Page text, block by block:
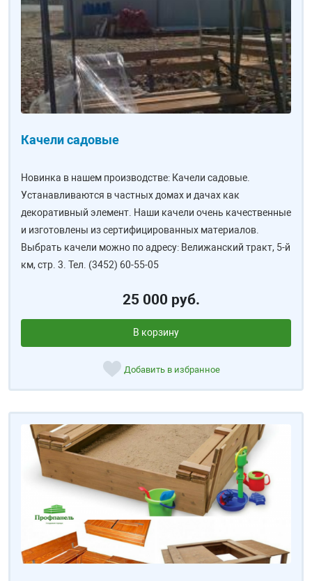
Качели садовые
Новинка в нашем производстве: Качели садовые.
Устанавливаются в частных домах и дачах как
декоративный элемент. Наши качели очень качественные
и изготовлены из сертифицированных материалов.
Выбрать качели можно по адресу: Велижанский тракт, 5-й
км, стр. 3. Тел. (3452) 60-55-05
25 000 руб.
В корзину
Добавить в избранное